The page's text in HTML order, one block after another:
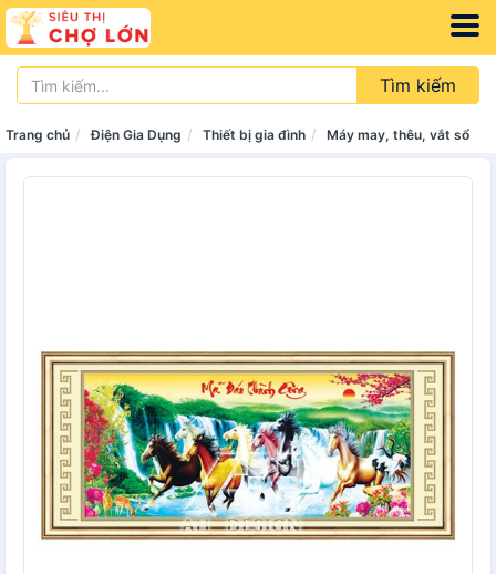
Tìm kiếm
Trang chủ Điện Gia Dụng Thiết bị gia đình Máy may, thêu, vắt sổ